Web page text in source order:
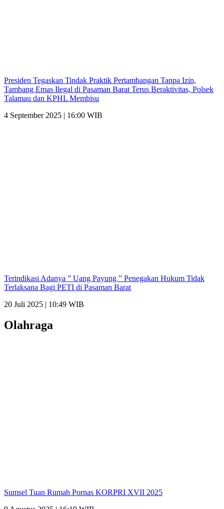
Presiden Tegaskan Tindak Praktik Pertambangan Tanpa Izin,
Tambang Emas Ilegal di Pasaman Barat Terus Beraktivitas, Polsek
Talamau dan KPHL Membisu
4 September 2025 | 16:00 WIB
Terindikasi Adanya ” Uang Payung ” Penegakan Hukum Tidak
Terlaksana Bagi PETI di Pasaman Barat
20 Juli 2025 | 10:49 WIB
Olahraga
Sumsel Tuan Rumah Pornas KORPRI XVII 2025